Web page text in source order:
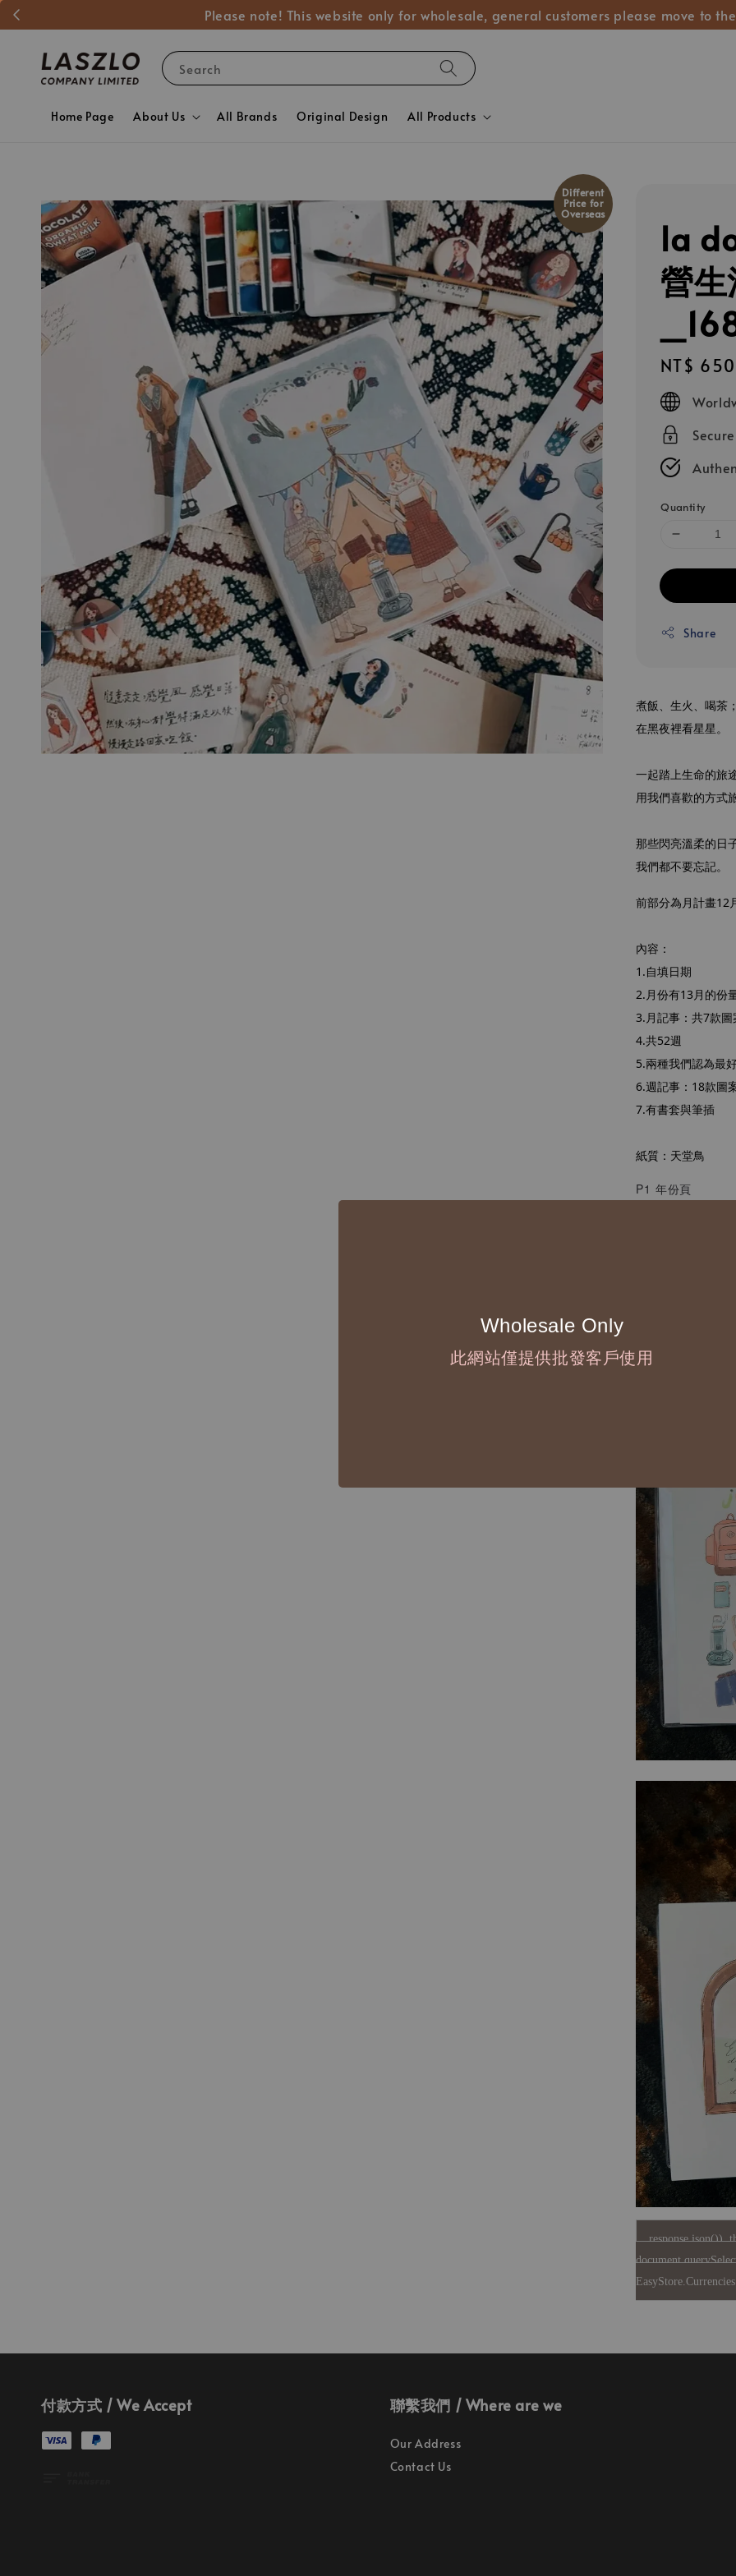
Please note! This website only for wholesale, general customers please move to
Wholesale Only
此網站僅提供批發客戶使用
Search
Home Page About Us All Brands Original Design All Products
Different
Price for
Overseas
la
營
Regular
price
NT$ 650
Quantity
Share
煮飯、生火、喝茶
在黑夜裡看星星。
一起踏上生命的旅
用我們喜歡的方式
那些閃亮溫柔的日
我們都不要忘記。
前部分為月計畫12
內容：
1.自填日期
2.月份有13月的份
3.月記事：共7款圖
4.共52週
5.兩種我們認為最
6.週記事：18款圖
7.有書套與筆插
紙質：天堂鳥
P1 年份頁
response.json())
付款方式 / We Accept 聯繫我們 / Where are we
Our Address
Contact Us